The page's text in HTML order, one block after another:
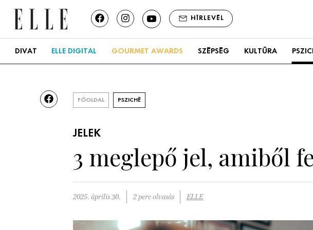
HÍRLEVÉL
DIVAT ELLE DIGITAL GOURMET AWARDS SZÉPSÉG KULTÚRA
FŐOLDAL PSZICHÉ
JELEK
3 meglepő jel, amiből
2025. április 30. 2 perc olvasás ELLE